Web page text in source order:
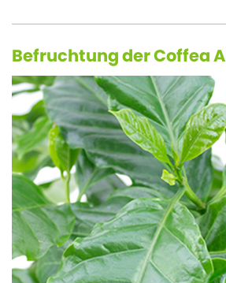
Befruchtung der Coffea